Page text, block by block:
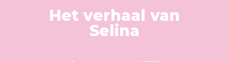
Het verhaal van
Selina